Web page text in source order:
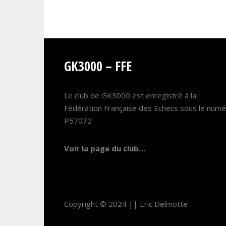
GK3000 – FFE
Le club de GK3000 est enregistré à la
Fédération Française des Echecs sous le
P57072
Voir la page du club…
Copyright © 2024 || Eric Delmotte